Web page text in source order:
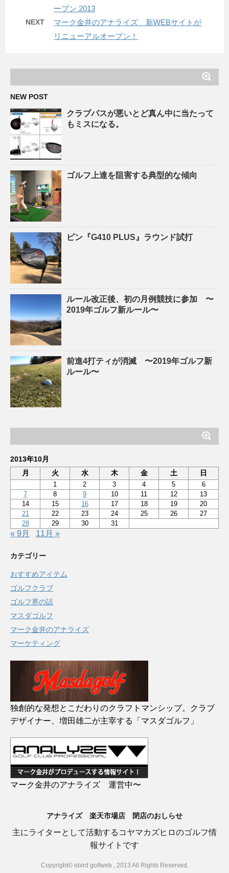
ープン 2013
NEXT
マーク金井のアナライズ 新WEBサイトが
リニューアルオープン！
NEW POST
クラブパスが悪いとど真ん中に当たって
もミスになる。
ゴルフ上達を阻害する典型的な傾向
ピン『G410 PLUS』ラウンド試打
ルール改正後、初の月例競技に参加 〜
2019年ゴルフ新ルール〜
前進4打ティが消滅 〜2019年ゴルフ新
ルール〜
2013年10月
月
火 水 木 金 土 日
1 2 3 4 5
6
7
8 9 10 11 12
13
14
15 16 17 18 19
20
21
22 23 24 25 26
27
28
29 30 31
« 9月 11月 »
カテゴリー
おすすめアイテム
ゴルフクラブ
ゴルフ界の話
マスダゴルフ
マーク金井のアナライズ
マーケティング
独創的な発想とこだわりのクラフトマンシップ。クラブ
デザイナー、増田雄二が主宰する「マスダゴルフ」
マーク金井のアナライズ 運営中〜
アナライズ 楽天市場店 閉店のおしらせ
主にライターとして活動するコヤマカズヒロのゴルフ情
報サイトです
Copyright© ebird golfweb , 2013 All Rights Reserved.